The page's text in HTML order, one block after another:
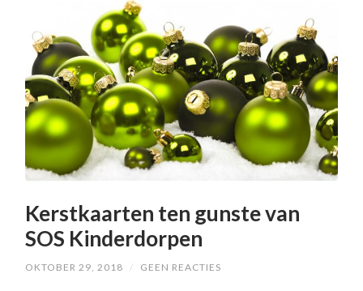
Kerstkaarten ten gunste van
SOS Kinderdorpen
OKTOBER 29, 2018 / GEEN REACTIES